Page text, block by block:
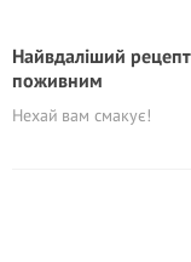
Найвдаліший
поживним
Нехай вам смакує!